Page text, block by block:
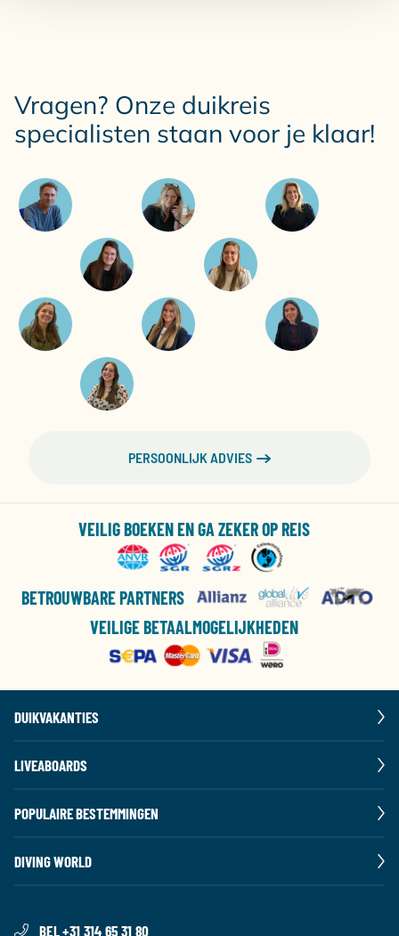
Vragen? Onze duikreis
specialisten staan voor je klaar!
PERSOONLIJK ADVIES
VEILIG BOEKEN EN GA ZEKER OP REIS
BETROUWBARE PARTNERS
VEILIGE BETAALMOGELIJKHEDEN
DUIKVAKANTIES
LIVEABOARDS
POPULAIRE BESTEMMINGEN
DIVING WORLD
BEL +31 314 65 31 80